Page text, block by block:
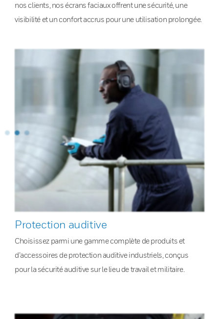
nos clients, nos écrans faciaux offrent une sécurité, une
visibilité et un confort accrus pour une utilisation prolongée.
Protection auditive
Choisissez parmi une gamme complète de produits et
d’accessoires de protection auditive industriels, conçus
pour la sécurité auditive sur le lieu de travail et militaire.